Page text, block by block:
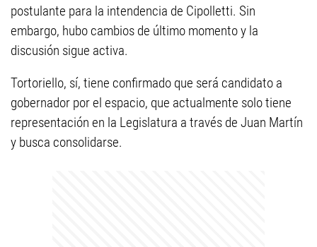
postulante para la intendencia de Cipolletti. Sin
embargo, hubo cambios de último momento y la
discusión sigue activa.
Tortoriello, sí, tiene confirmado que será candidato a
gobernador por el espacio, que actualmente solo tiene
representación en la Legislatura a través de Juan Martín
y busca consolidarse.